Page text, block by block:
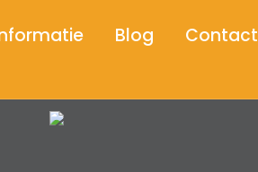
Blog Contact